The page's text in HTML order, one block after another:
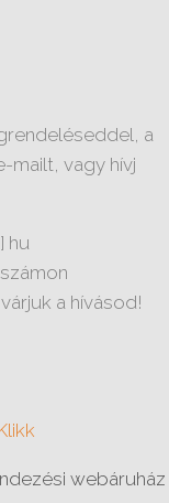
a
mailt, vagy hívj
hu
a hívásod!
webáruház